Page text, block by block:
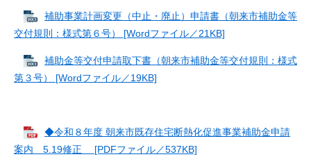
補助事業計画変更（中止・廃止）申請書（朝来市補助金等
交付規則：様式第６号） [Wordファイル／21KB]
補助金等交付申請取下書（朝来市補助金等交付規則：様式
第３号） [Wordファイル／19KB]
◆令和８年度 朝来市既存住宅断熱化促進事業補助金申請
案内 5.19修正 [PDFファイル／537KB]